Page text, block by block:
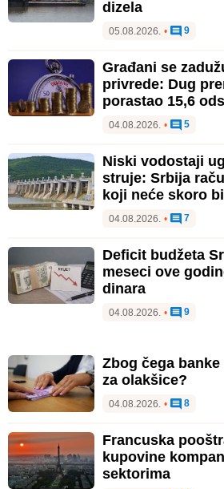
dizela
05.08.2026. • 9
Građani se
privrede: Dug
porastao 15,6
04.08.2026. • 5
Niski vodostaji
struje: Srbija
koji neće skoro
04.08.2026. • 7
Deficit budžeta
meseci ove
dinara
04.08.2026. • 9
Zbog čega
za olakšice?
04.08.2026. • 8
Francuska
kupovine
sektorima